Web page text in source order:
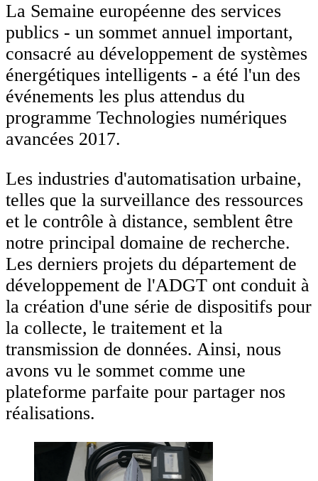
La Semaine européenne des services
publics - un sommet annuel important,
consacré au développement de systèmes
énergétiques intelligents - a été l'un des
événements les plus attendus du
programme Technologies numériques
avancées 2017.
Les industries d'automatisation urbaine,
telles que la surveillance des ressources
et le contrôle à distance, semblent être
notre principal domaine de recherche.
Les derniers projets du département de
développement de l'ADGT ont conduit à
la création d'une série de dispositifs pour
la collecte, le traitement et la
transmission de données. Ainsi, nous
avons vu le sommet comme une
plateforme parfaite pour partager nos
réalisations.